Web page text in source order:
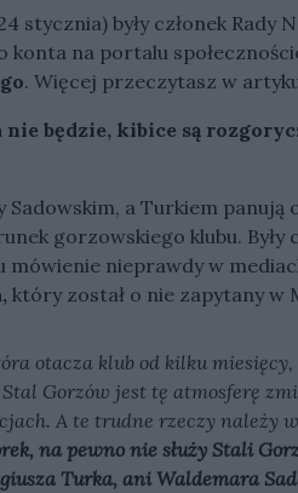
stycznia) były członek Rady
na portalu
. Więcej przeczytasz w
nie będzie, kibice są
a Turkiem panują
gorzowskiego klubu.
mówienie nieprawdy w
który został o nie zapytany w
otacza klub od kilku
Gorzów jest tę atmosferę
A te trudne rzeczy należy
na pewno nie służy Stali
Turka, ani Waldemara